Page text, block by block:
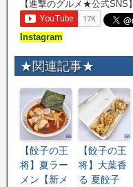
【進撃のグルメ★公式SNS】
Instagram
★関連記事★
【餃子の王
将】夏ラー
メン【新メ
【餃子の王
将】大葉香
る 夏餃子